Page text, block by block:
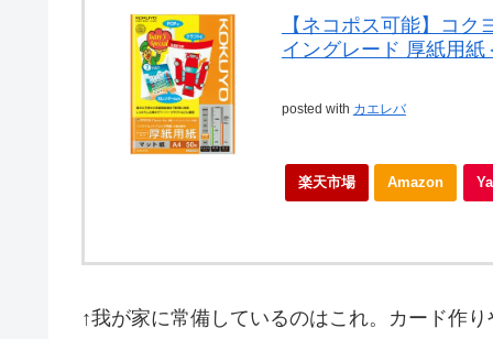
【ネコポス可能】コ
イングレード 厚紙用
posted with カエレバ
楽天市場 Amazon
↑我が家に常備しているのはこれ。カード作